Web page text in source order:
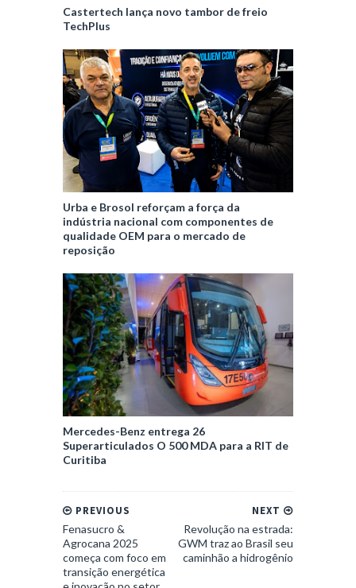
Castertech lança novo tambor de freio
TechPlus
Urba e Brosol reforçam a força da
indústria nacional com componentes de
qualidade OEM para o mercado de
reposição
Mercedes-Benz entrega 26
Superarticulados O 500 MDA para a RIT de
Curitiba
NEXT
Revolução na estrada:
GWM traz ao Brasil seu
caminhão a hidrogênio
PREVIOUS
Fenasucro &
Agrocana 2025
começa com foco em
transição energética